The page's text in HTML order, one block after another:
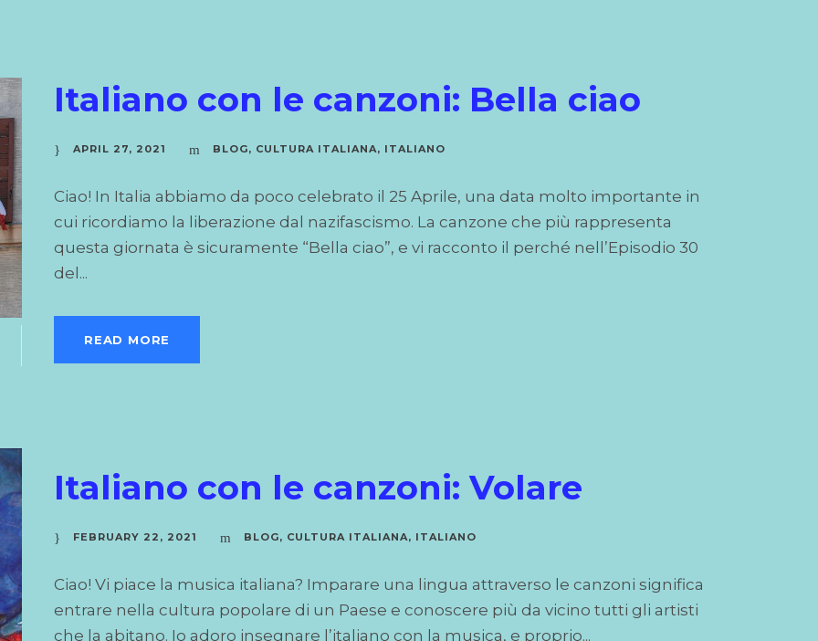
Italiano con le canzoni: Bella ciao
APRIL 27, 2021 BLOG, CULTURA ITALIANA, ITALIANO
Ciao! In Italia abbiamo da poco celebrato il 25 Aprile, una data molto importante in
cui ricordiamo la liberazione dal nazifascismo. La canzone che più rappresenta
questa giornata è sicuramente “Bella ciao”, e vi racconto il perché nell’Episodio 30
del...
READ MORE
Italiano con le canzoni: Volare
FEBRUARY 22, 2021 BLOG, CULTURA ITALIANA, ITALIANO
Ciao! Vi piace la musica italiana? Imparare una lingua attraverso le canzoni significa
entrare nella cultura popolare di un Paese e conoscere più da vicino tutti gli artisti
che la abitano. Io adoro insegnare l’italiano con la musica, e proprio...